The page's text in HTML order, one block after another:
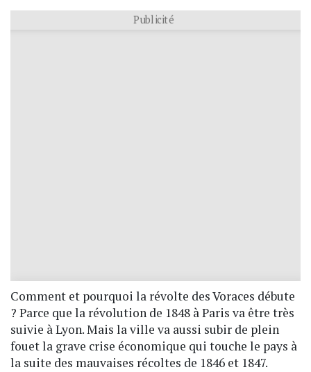
Publicité
Comment et pourquoi la révolte des Voraces débute
? Parce que la révolution de 1848 à Paris va être très
suivie à Lyon. Mais la ville va aussi subir de plein
fouet la grave crise économique qui touche le pays à
la suite des mauvaises récoltes de 1846 et 1847.